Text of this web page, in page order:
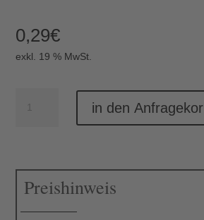
0,29€
exkl. 19 % MwSt.
cm
in den
Preishinweis